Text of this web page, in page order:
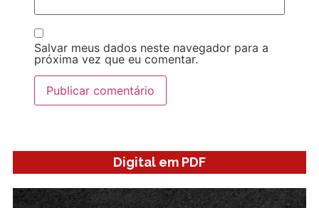
Salvar meus dados neste navegador para a
próxima vez que eu comentar.
Digital em PDF